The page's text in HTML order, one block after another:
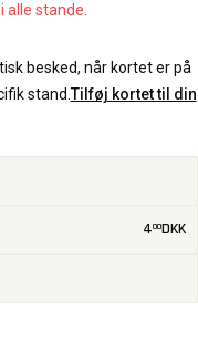
alle stande.
besked, når kortet er på
stand.Tilføj kortet til din
400DKK